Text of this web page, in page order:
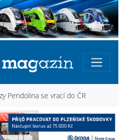
Pendolina se vrací do ČR